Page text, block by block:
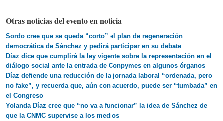
Otras noticias del evento en noticia
Sordo cree que se queda “corto” el plan de regeneración
democrática de Sánchez y pedirá participar en su debate
Díaz dice que cumplirá la ley vigente sobre la representación en el
diálogo social ante la entrada de Conpymes en algunos órganos
Díaz defiende una reducción de la jornada laboral “ordenada, pero
no fake”, y recuerda que, aún con acuerdo, puede ser “tumbada” en
el Congreso
Yolanda Díaz cree que “no va a funcionar” la idea de Sánchez de
que la CNMC supervise a los medios